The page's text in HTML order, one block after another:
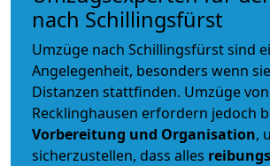
nach Schillingsfürst
Umzüge nach Schillingsfürst sind
Angelegenheit, besonders wenn
Distanzen stattfinden. Umzüge von
Recklinghausen erfordern jedoch
Vorbereitung und Organisation,
sicherzustellen, dass alles